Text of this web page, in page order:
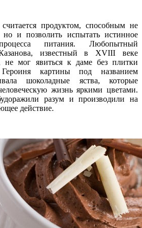
продуктом, способным не
но и позволить испытать истинное
питания. Любопытный
известный в XVIII веке
не мог явиться к даме без плитки
картины под названием
шоколадные яства, которые
жизнь яркими цветами.
разум и производили на
действие.